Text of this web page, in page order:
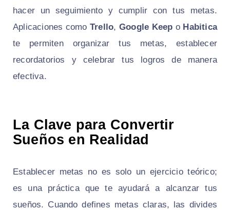
hacer un seguimiento y cumplir con tus metas.
Aplicaciones comoTrello, Google Keep o Habitica
te permiten organizar tus metas, establecer
recordatorios y celebrar tus logros de manera
efectiva.
La Clave para Convertir
Sueños en Realidad
Establecer metas no es solo un ejercicio teórico;
es una práctica que te ayudará a alcanzar tus
sueños. Cuando defines metas claras, las divides